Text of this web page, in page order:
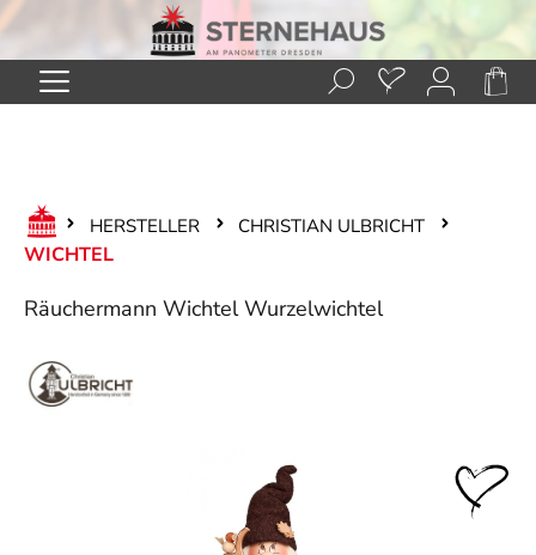
Zum Hauptinhalt springen
HERSTELLER CHRISTIAN ULBRICHT
WICHTEL
Räuchermann Wichtel Wurzelwichtel